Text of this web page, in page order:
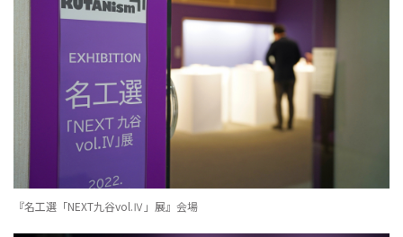
『名工選「NEXT九谷vol.Ⅳ」展』会場